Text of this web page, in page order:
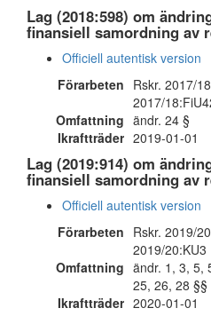
Lag (2018:598) om
finansiell samordning av
Officiell autentisk version
Förarbeten Rskr. 2017/
2017/
Omfattning ändr. 24 §
Ikraftträder 2019-01-01
Lag (2019:914) om
finansiell samordning av
Officiell autentisk version
Förarbeten Rskr. 2019/
2019/20:KU3
Omfattning ändr. 1, 3, 5,
25, 26, 28 §§
Ikraftträder 2020-01-01